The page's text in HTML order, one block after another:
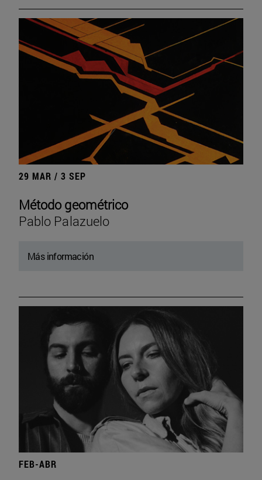
29 MAR / 3 SEP
Método geométrico
Pablo Palazuelo
Más información
FEB-ABR